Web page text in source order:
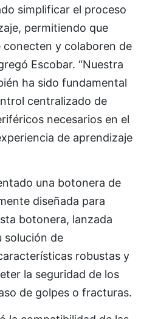
simplificar el proceso
permitiendo que
conecten y colaboren de
Escobar. “Nuestra
ha sido fundamental
centralizado de
necesarios en el
de aprendizaje
una botonera de
diseñada para
botonera, lanzada
solución de
robustas y
la seguridad de los
de golpes o fracturas.